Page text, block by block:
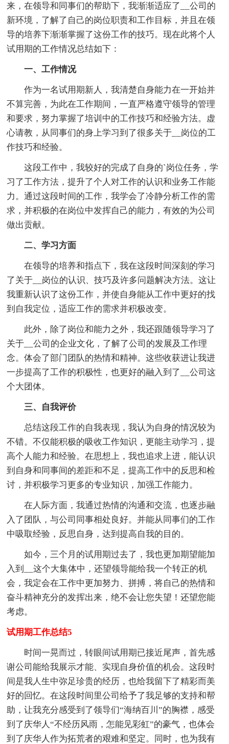
来，在领导和同事们的帮助下，我渐渐适应了__公司的
新环境，了解了自己的岗位职责和工作目标，并且在领
导的培养下渐渐掌握了这份工作的技巧。现在此将个人
试用期的工作情况总结如下：
一、工作情况
作为一名试用期新人，我清楚自身能力在一开始并
不算完善，为此在工作期间，一直严格遵守领导的管理
和要求，努力掌握了培训中的工作技巧和经验方法。虚
心请教，从同事们的身上学习到了很多关于__岗位的工
作技巧和经验。
这段工作中，我较好的完成了自身的`岗位任务，学
习了工作方法，提升了个人对工作的认识和业务工作能
力。通过这段时间的工作，我学会了冷静分析工作的需
求，并积极的在岗位中发挥自己的能力，有效的为公司
做出贡献。
二、学习方面
在领导的培养和指点下，我在这段时间深刻的学习
了关于__岗位的认识、技巧及许多问题解决方法。这让
我重新认识了这份工作，并使自身能从工作中更好的找
到自我定位，适应工作的需求并积极改变。
此外，除了岗位和能力之外，我还跟随领导学习了
关于__公司的企业文化，了解了公司的发展及工作理
念。体会了部门团队的热情和精神。这些收获进让我进
一步提高了工作的积极性，也更好的融入到了__公司这
个大团体。
三、自我评价
总结这段工作的自我表现，我认为自身的情况较为
不错。不仅能积极的吸收工作知识，更能主动学习，提
高个人能力和经验。在思想上，我也追求上进，能认识
到自身和同事间的差距和不足，提高工作中的反思和检
讨，并积极学习更多的专业知识，加强工作能力。
在人际方面，我通过热情的沟通和交流，也逐步融
入了团队，与公司同事相处良好。并能从同事们的工作
中吸取经验，反思自身，达到提高自我的目的。
如今，三个月的试用期过去了，我也更加期望能加
入到__这个大集体中，还望领导能给我一个转正的机
会，我定会在工作中更加努力、拼搏，将自己的热情和
奋斗精神充分的发挥出来，绝不会让您失望！还望您能
考虑。
试用期工作总结5
时间一晃而过，转眼间试用期已接近尾声，首先感
谢公司能给我展示才能、实现自身价值的机会。这段时
间是我人生中弥足珍贵的经历，也给我留下了精彩而美
好的回忆。在这段时间里公司给予了我足够的支持和帮
助，让我充分感受到了领导们“海纳百川”的胸襟，感受
到了庆华人“不经历风雨，怎能见彩虹”的豪气，也体会
到了庆华人作为拓荒者的艰难和坚定。同时，也为我有